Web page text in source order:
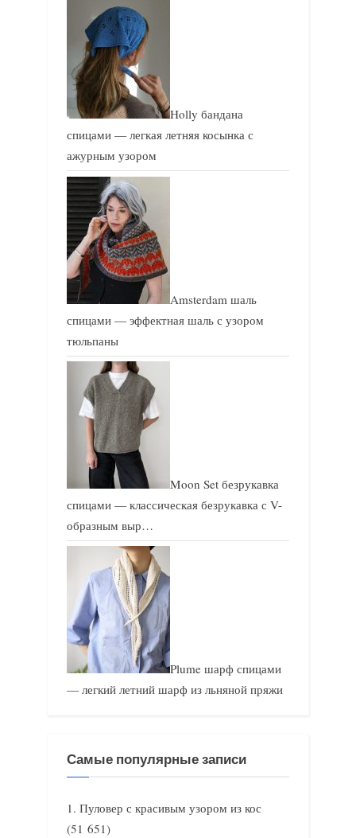
Holly бандана
спицами — легкая летняя косынка с
ажурным узором
Amsterdam шаль
спицами — эффектная шаль с узором
тюльпаны
Moon Set безрукавка
спицами — классическая безрукавка с V-
образным выр…
Plume шарф спицами
— легкий летний шарф из льняной пряжи
Самые популярные записи
Пуловер с красивым узором из кос
(51 651)